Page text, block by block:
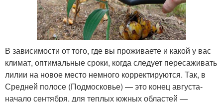
В зависимости от того, где вы проживаете и какой у вас
климат, оптимальные сроки, когда следует пересаживать
лилии на новое место немного корректируются. Так, в
Средней полосе (Подмосковье) — это конец августа-
начало сентября, для теплых южных областей —